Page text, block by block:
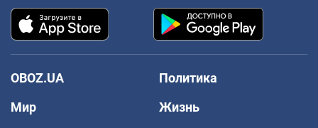
OBOZ.UA
Политика
Мир
Жизнь